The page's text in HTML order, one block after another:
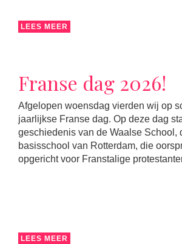
LEES MEER
Franse dag 2026!
Afgelopen woensdag vierden wij op
jaarlijkse Franse dag. Op deze dag
geschiedenis van de Waalse School,
basisschool van Rotterdam, die
opgericht voor Franstalige
LEES MEER